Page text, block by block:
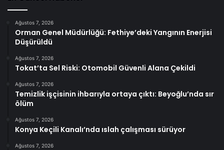
Ağustos 7, 2026
Orman Genel Müdürlüğü: Fethiye’deki Yangının Enerjisi
Düşürüldü
Ağustos 7, 2026
Tokat’ta Sel Riski: Otomobil Güvenli Alana Çekildi
Ağustos 7, 2026
Temizlik işçisinin ihbarıyla ortaya çıktı: Beyoğlu’nda sır
ölüm
Ağustos 7, 2026
Konya Keçili Kanalı’nda ıslah çalışması sürüyor
Ağustos 7, 2026